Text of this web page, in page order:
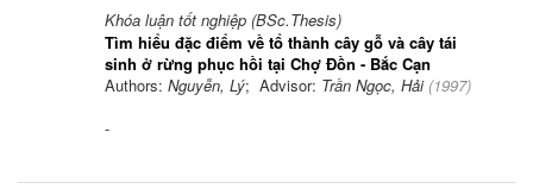
Khóa luận tốt nghiệp (BSc.Thesis)
Tìm hiểu đặc điểm về tổ thành cây gỗ và cây tái
sinh ở rừng phục hồi tại Chợ Đồn - Bắc Cạn
Authors: Nguyễn, Lý; Advisor: Trần Ngọc, Hải(1997)
-